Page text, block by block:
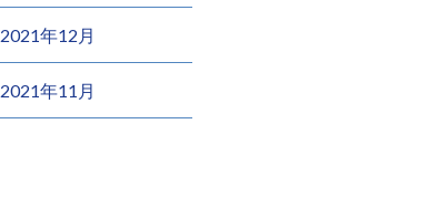
2021年12月
2021年11月